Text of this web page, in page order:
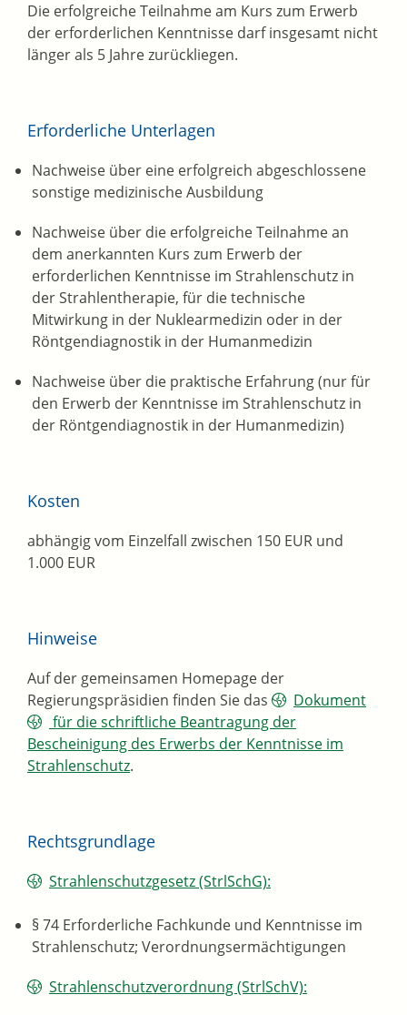
Die erfolgreiche Teilnahme am Kurs zum Erwerb
der erforderlichen Kenntnisse darf insgesamt nicht
länger als 5 Jahre zurückliegen.
Erforderliche Unterlagen
Nachweise über eine erfolgreich abgeschlossene
sonstige medizinische Ausbildung
Nachweise über die erfolgreiche Teilnahme an
dem anerkannten Kurs zum Erwerb der
erforderlichen Kenntnisse im Strahlenschutz in
der Strahlentherapie, für die technische
Mitwirkung in der Nuklearmedizin oder in der
Röntgendiagnostik in der Humanmedizin
Nachweise über die praktische Erfahrung (nur für
den Erwerb der Kenntnisse im Strahlenschutz in
der Röntgendiagnostik in der Humanmedizin)
Kosten
abhängig vom Einzelfall zwischen 150 EUR und
1.000 EUR
Hinweise
Auf der gemeinsamen Homepage der
Regierungspräsidien finden Sie das
Dokument
für die schriftliche Beantragung der
Bescheinigung des Erwerbs der Kenntnisse im
Strahlenschutz.
Rechtsgrundlage
Strahlenschutzgesetz (StrlSchG):
§ 74 Erforderliche Fachkunde und Kenntnisse im
Strahlenschutz; Verordnungsermächtigungen
Strahlenschutzverordnung (StrlSchV):